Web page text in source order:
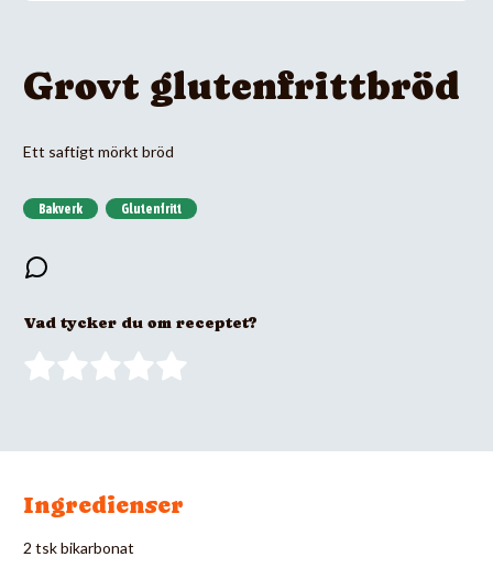
Grovt glutenfrittbröd
Ett saftigt mörkt bröd
Bakverk Glutenfritt
Vad tycker du om receptet?
Ingredienser
2 tsk bikarbonat